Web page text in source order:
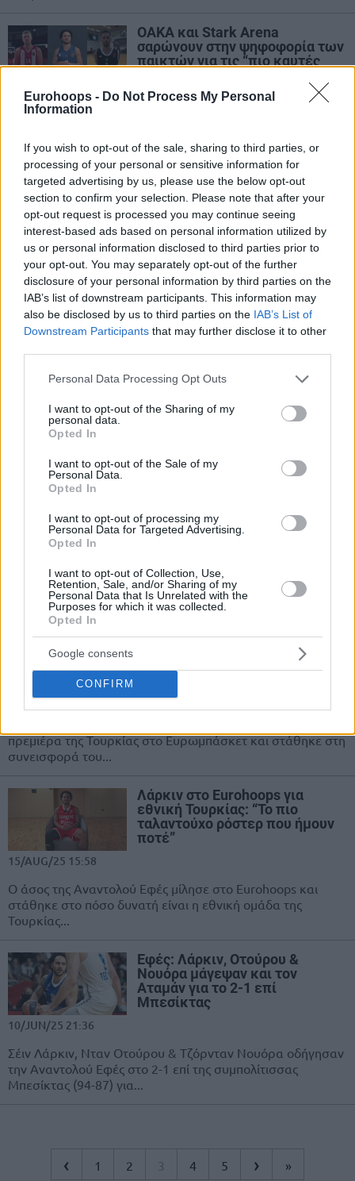
Eurohoops - Do Not Process My Personal
Information
If you wish to opt-out of the sale, sharing to third parties, or
processing of your personal or sensitive information for
targeted advertising by us, please use the below opt-out
section to confirm your selection. Please note that after your
opt-out request is processed you may continue seeing
interest-based ads based on personal information utilized by
us or personal information disclosed to third parties prior to
your opt-out. You may separately opt-out of the further
disclosure of your personal information by third parties on the
IAB’s list of downstream participants. This information may
also be disclosed by us to third parties on the IAB’s List of
Downstream Participants that may further disclose it to other
Please note that this website/app uses one or more Google
not limited to your visit or usage behaviour. You may click to
grant or deny consent to Google and its third-party tags to
use your data for below specified purposes in below Google
consent section.
Personal Data Processing Opt Outs
I want to opt-out of the Sharing of my
personal data.
Opted In
I want to opt-out of the Sale of my
Personal Data.
Opted In
I want to opt-out of processing my
Personal Data for Targeted Advertising.
Opted In
I want to opt-out of Collection, Use,
Retention, Sale, and/or Sharing of my
Personal Data that Is Unrelated with the
Purposes for which it was collected.
Opted In
Google consents
CONFIRM
ΟΑΚΑ και Stark Arena
σαρώνουν στην ψηφοφορία των
παικτών για τις “πιο καυτές
29/SEP/25 18:10
ΟΑΚΑ (και όχι μόνο) για την "πιο καυτή έδρα" στην
Ευρωλίγκα.
Λάρκιν για Σενγκούν: “Δεν
υπάρχει κάτι που να μην μπορεί
να κάνει μέσα στο γήπεδο”
18/SEP/25 09:27
Ο Σέιν Λάρκιν μιλάει για την ευρωπαϊκή του εμπειρία, την
Εθνική Τουρκίας και τον Αλπερέν Σενγκούν...
Λάρκιν για Ελλάδα: “Πρόκληση
Αντετοκούνμπο, αλλά δεν είναι
μόνο αυτός”
"Challenge accepted" από τον Σέιν Λάρκιν για να
πανηγυρίσει με την Τουρκία την πρόκριση επί της Ελλάδας
(12/9, Novasports...
παρατσούκλι “Baby Jokic”
Η Τουρκία πέτυχε μεγάλη νίκη κατά της Σερβίας με 95-90
στο καλύτερο ματς του φετινού Ευρωμπάσκετ, με τον
Αλπερέν...
Λάρκιν στο Eurohoops: “Ο Οσμάν
μας ξεσήκωσε – Ο Σιπάχι
εμφανίστηκε ως … Κάρι”
28/AUG/25 16:47
πρεμιέρα της Τουρκίας στο Ευρωμπάσκετ και στάθηκε στη
συνεισφορά του...
Λάρκιν στο Eurohoops για
εθνική Τουρκίας: “Το πιο
ταλαντούχο ρόστερ που ήμουν
ποτέ”
15/AUG/25 15:58
Ο άσος της Αναντολού Εφές μίλησε στο Eurohoops και
στάθηκε στο πόσο δυνατή είναι η εθνική ομάδα της
Τουρκίας...
Εφές: Λάρκιν, Οτούρου &
Νουόρα μάγεψαν και τον
Αταμάν για το 2-1 επί
Μπεσίκτας
10/JUN/25 21:36
Σέιν Λάρκιν, Νταν Οτούρου & Τζόρνταν Νουόρα οδήγησαν
την Αναντολού Εφές στο 2-1 επί της συμπολίτισσας
Μπεσίκτας (94-87) για...
‹ 1 2 3 4 5 › »